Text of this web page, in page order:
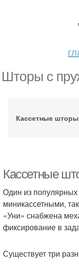
Шторы с
Кассетные шторы
Кассетные
Один из
миникассетными,
«Уни» снабжена
фиксирование в
Существует три